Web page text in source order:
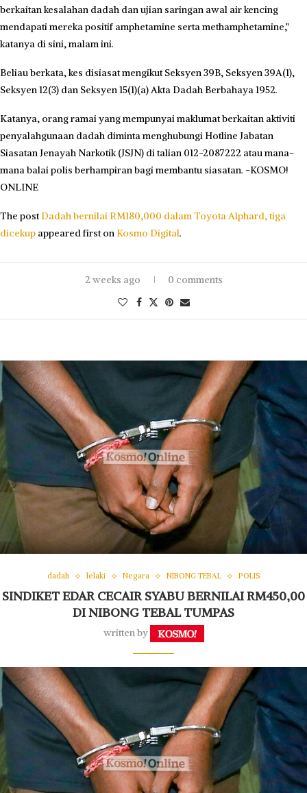
berkaitan kesalahan dadah dan ujian saringan awal air kencing
mendapati mereka positif amphetamine serta methamphetamine,”
katanya di sini, malam ini.
Beliau berkata, kes disiasat mengikut Seksyen 39B, Seksyen 39A(1),
Seksyen 12(3) dan Seksyen 15(1)(a) Akta Dadah Berbahaya 1952.
Katanya, orang ramai yang mempunyai maklumat berkaitan aktiviti
penyalahgunaan dadah diminta menghubungi Hotline Jabatan
Siasatan Jenayah Narkotik (JSJN) di talian 012-2087222 atau mana-
mana balai polis berhampiran bagi membantu siasatan. -KOSMO!
ONLINE
The postDadah bernilai RM180,000 dalam Toyota Alphard, tiga
dicekup appeared first on Kosmo Digital.
2 weeks ago 0 comments
dadah lelaki Negara NIBONG TEBAL POLIS
SINDIKET EDAR CECAIR SYABU BERNILAI RM450,00
DI NIBONG TEBAL TUMPAS
written by